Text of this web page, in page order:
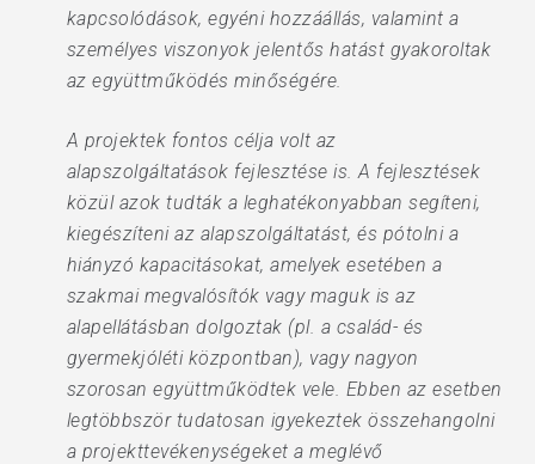
kapcsolódások, egyéni hozzáállás, valamint a
személyes viszonyok jelentős hatást gyakoroltak
az együttműködés minőségére.
A projektek fontos célja volt az
alapszolgáltatások fejlesztése is. A fejlesztések
közül azok tudták a leghatékonyabban segíteni,
kiegészíteni az alapszolgáltatást, és pótolni a
hiányzó kapacitásokat, amelyek esetében a
szakmai megvalósítók vagy maguk is az
alapellátásban dolgoztak (pl. a család- és
gyermekjóléti központban), vagy nagyon
szorosan együttműködtek vele. Ebben az esetben
legtöbbször tudatosan igyekeztek összehangolni
a projekttevékenységeket a meglévő